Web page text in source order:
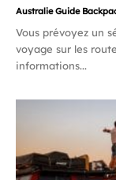
Australie Guide
Vous prévoyez un
voyage sur les
informations...